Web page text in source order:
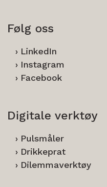
Følg oss
LinkedIn
Instagram
Facebook
Digitale verktøy
Pulsmåler
Drikkeprat
Dilemmaverktøy